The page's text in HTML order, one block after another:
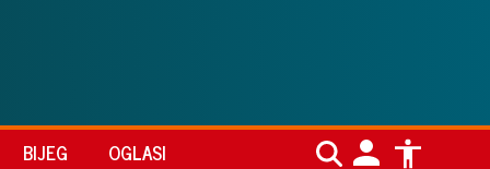
BIJEG OGLASI